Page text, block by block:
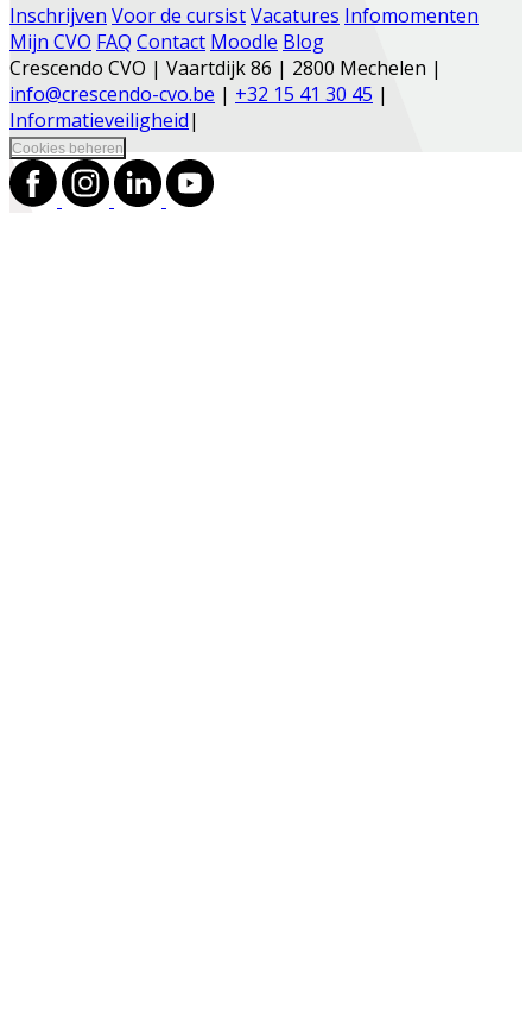
Inschrijven Voor de cursistVacatures Infomomenten
Mijn CVO FAQ Contact Moodle Blog
Crescendo CVO | Vaartdijk 86 | 2800 Mechelen |
info@crescendo-cvo.be | +32 15 41 30 45 |
Informatieveiligheid|
Cookies beheren